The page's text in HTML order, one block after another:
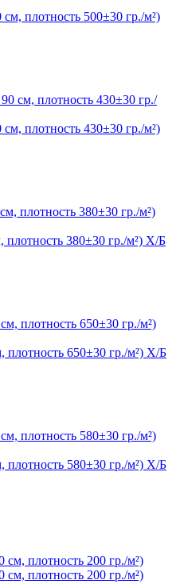
плотность 500±30 гр./м²)
плотность 430±30 гр./м²)
380±30 гр./м²) Х/Б
650±30 гр./м²) Х/Б
580±30 гр./м²) Х/Б